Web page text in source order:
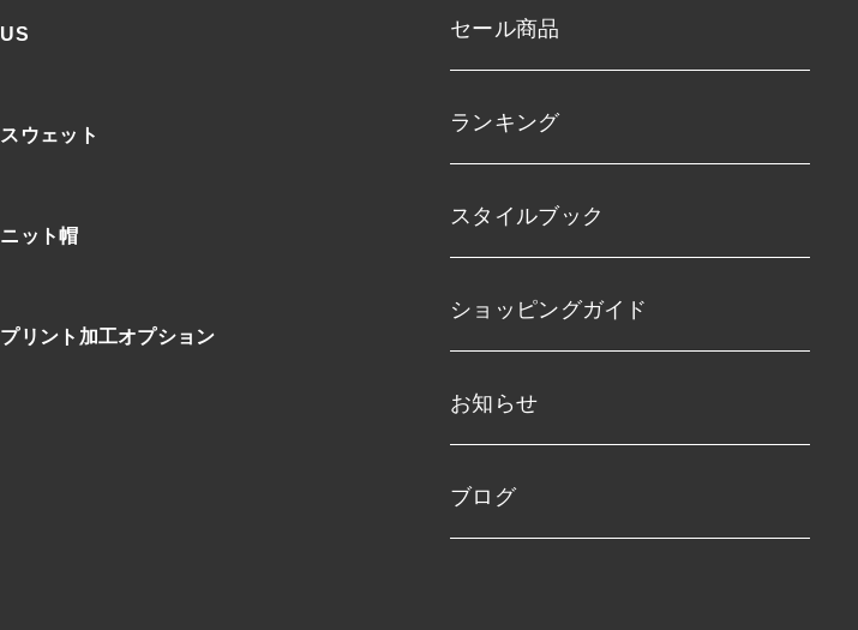
US
スウェット
ニット帽
プリント加工オプション
セール商品
ランキング
スタイルブック
ショッピングガイド
お知らせ
ブログ